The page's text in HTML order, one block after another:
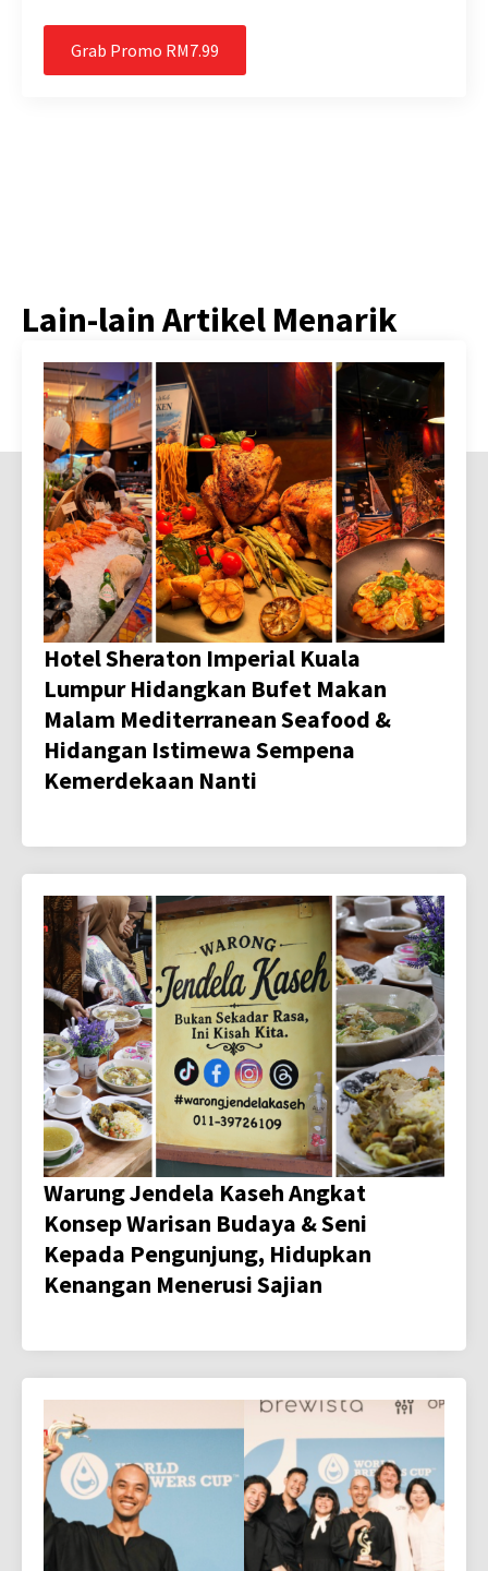
Grab Promo RM7.99
Lain-lain Artikel Menarik
Hotel Sheraton Imperial Kuala
Lumpur Hidangkan Bufet Makan
Malam Mediterranean Seafood &
Hidangan Istimewa Sempena
Kemerdekaan Nanti
Warung Jendela Kaseh Angkat
Konsep Warisan Budaya & Seni
Kepada Pengunjung, Hidupkan
Kenangan Menerusi Sajian